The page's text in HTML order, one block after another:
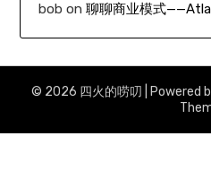
bob on聊聊商业模式
© 2026 四火的唠叨 | Powered